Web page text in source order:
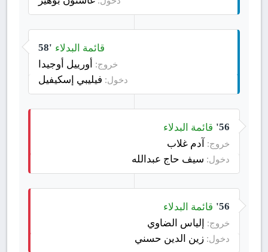
58' قائمة البدلاء
خروج: أورييل أوجيدا
دخول: فيليبي إسكيفيل
56' قائمة البدلاء
خروج: آدم غلاب
دخول: سيف حاج عبدالله
56' قائمة البدلاء
خروج: إلياس الضاوي
دخول: زين الدين حسني